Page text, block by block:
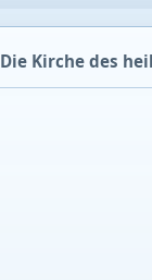
Die Kirche des